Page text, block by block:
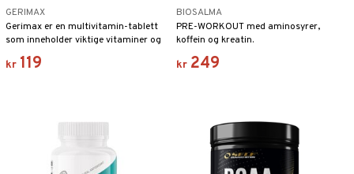
GERIMAX
Gerimax er en multivitamin-tablett
som inneholder viktige vitaminer og
mineraler samt ginseng.
kr 119
BIOSALMA
PRE-WORKOUT med aminosyrer,
koffein og kreatin.
kr 249